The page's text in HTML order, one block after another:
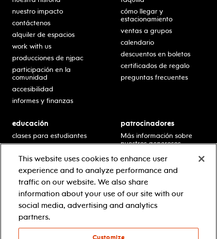
nuestro impacto
contáctenos
alquiler de espacios
work with us
producciones de njpac
participación en la
comunidad
accesibilidad
informes y finanzas
cómo llegar y
estacionamiento
ventas a grupos
calendario
descuentos en boletos
certificados de regalo
preguntas frecuentes
educación
clases para estudiantes
escolar
residencias en escuelas
desarrollo profesional
recursos para docentes
comuníquese con el
equipo educativo
patrocinadores
Más información sobre
nuestros generosos
This website uses cookies to enhance user
experience and to analyze performance and
traffic on our website. We also share
information about your use of our site with our
social media, advertising and analytics
partners.